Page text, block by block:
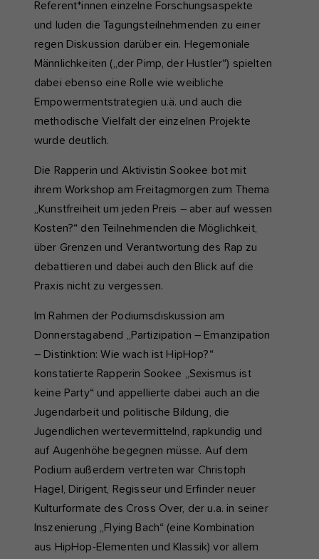
Referent*innen einzelne Forschungsaspekte
und luden die Tagungsteilnehmenden zu einer
regen Diskussion darüber ein. Hegemoniale
Männlichkeiten („der Pimp, der Hustler“) spielten
dabei ebenso eine Rolle wie weibliche
Empowermentstrategien u.ä. und auch die
methodische Vielfalt der einzelnen Projekte
wurde deutlich.
Die Rapperin und Aktivistin Sookee bot mit
ihrem Workshop am Freitagmorgen zum Thema
„Kunstfreiheit um jeden Preis – aber auf wessen
Kosten?“ den Teilnehmenden die Möglichkeit,
über Grenzen und Verantwortung des Rap zu
debattieren und dabei auch den Blick auf die
Praxis nicht zu vergessen.
Im Rahmen der Podiumsdiskussion am
Donnerstagabend „Partizipation – Emanzipation
– Distinktion: Wie wach ist HipHop?“
konstatierte Rapperin Sookee „Sexismus ist
keine Party“ und appellierte dabei auch an die
Jugendarbeit und politische Bildung, die
Jugendlichen wertevermittelnd, rapkundig und
auf Augenhöhe begegnen müsse. Auf dem
Podium außerdem vertreten war Christoph
Hagel, Dirigent, Regisseur und Erfinder neuer
Kulturformate des Cross Over, der u.a. in seiner
Inszenierung „Flying Bach“ (eine Kombination
aus HipHop-Elementen und Klassik) vor allem